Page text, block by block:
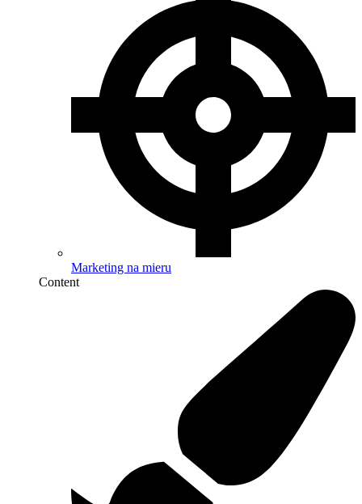
Marketing na mieru
Content